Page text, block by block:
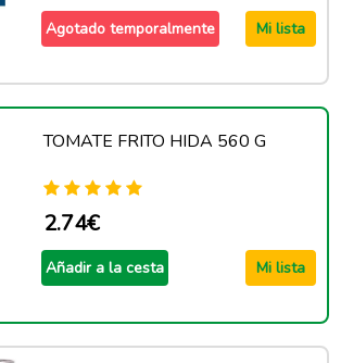
Agotado temporalmente Mi lista
TOMATE FRITO HIDA 560 G
2.74€
Añadir a la cesta Mi lista